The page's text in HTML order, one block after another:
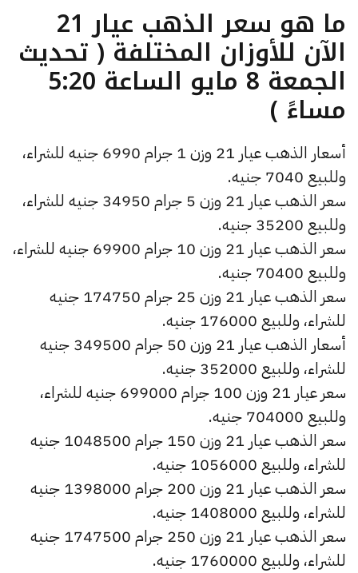
ما هو سعر الذهب عيار 21
الآن للأوزان المختلفة ( تحديث
الجمعة 8 مايو الساعة 5:20
مساءً )
أسعار الذهب عيار 21 وزن 1 جرام 6990 جنيه للشراء،
وللبيع 7040 جنيه.
سعر الذهب عيار 21 وزن 5 جرام 34950 جنيه للشراء،
وللبيع 35200 جنيه.
سعر الذهب عيار 21 وزن 10 جرام 69900 جنيه للشراء،
وللبيع 70400 جنيه.
سعر الذهب عيار 21 وزن 25 جرام 174750 جنيه
للشراء، وللبيع 176000 جنيه.
أسعار الذهب عيار 21 وزن 50 جرام 349500 جنيه
للشراء، وللبيع 352000 جنيه.
سعر عيار 21 وزن 100 جرام 699000 جنيه للشراء،
وللبيع 704000 جنيه.
سعر الذهب عيار 21 وزن 150 جرام 1048500 جنيه
للشراء، وللبيع 1056000 جنيه.
سعر الذهب عيار 21 وزن 200 جرام 1398000 جنيه
للشراء، وللبيع 1408000 جنيه.
سعر الذهب عيار 21 وزن 250 جرام 1747500 جنيه
للشراء، وللبيع 1760000 جنيه.